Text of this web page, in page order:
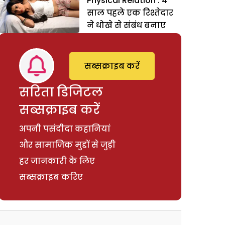
साल पहले एक रिश्तेदार
ने धोखे से संबंध बनाए
सरिता डिजिटल
सब्सक्राइब करें
अपनी पसंदीदा कहानियां
और सामाजिक मुद्दों से जुड़ी
हर जानकारी के लिए
सब्सक्राइब करिए
सब्सक्राइब करें